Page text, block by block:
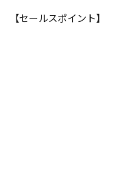
【セールスポイント】